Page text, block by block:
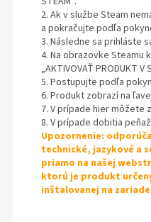
2. Ak v službe Steam
a pokračujte podľa
3. Následne sa prihláste
4. Na obrazovke Steamu
„AKTIVOVAŤ PRODUKT V
5. Postupujte podľa
6. Produkt zobrazí na
7. V prípade hier
8. V prípade dobitia
Upozornenie:
technické, jazykové a
priamo na našej
ktorú je produkt
inštalovanej na